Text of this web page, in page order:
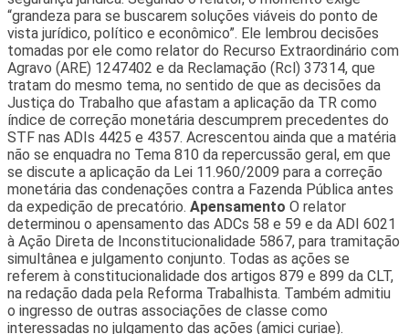
“grandeza para se buscarem soluções viáveis do ponto de
vista jurídico, político e econômico”. Ele lembrou decisões
tomadas por ele como relator do Recurso Extraordinário com
Agravo (ARE) 1247402 e da Reclamação (Rcl) 37314, que
tratam do mesmo tema, no sentido de que as decisões da
Justiça do Trabalho que afastam a aplicação da TR como
índice de correção monetária descumprem precedentes do
STF nas ADIs 4425 e 4357. Acrescentou ainda que a matéria
não se enquadra no Tema 810 da repercussão geral, em que
se discute a aplicação da Lei 11.960/2009 para a correção
monetária das condenações contra a Fazenda Pública antes
da expedição de precatório. Apensamento O relator
determinou o apensamento das ADCs 58 e 59 e da ADI 6021
à Ação Direta de Inconstitucionalidade 5867, para tramitação
simultânea e julgamento conjunto. Todas as ações se
referem à constitucionalidade dos artigos 879 e 899 da CLT,
na redação dada pela Reforma Trabalhista. Também admitiu
o ingresso de outras associações de classe como
interessadas no julgamento das ações (amici curiae).